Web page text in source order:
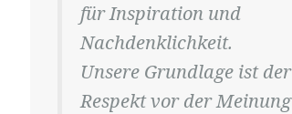
für Inspiration und
Nachdenklichkeit.
Unsere Grundlage ist der
Respekt vor der Meinung